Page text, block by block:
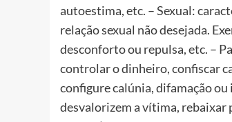
autoestima, etc. – Sexual:
relação sexual não desejada.
desconforto ou repulsa, etc. –
controlar o dinheiro, confiscar
configure calúnia, difamação
desvalorizem a vítima, rebaixar